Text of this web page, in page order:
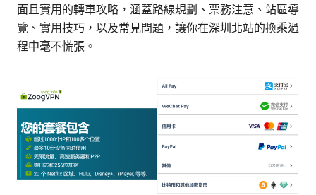
面且實用的轉車攻略，涵蓋路線規劃、票務注意、站區導
覽、實用技巧，以及常見問題，讓你在深圳北站的換乘過
程中毫不慌張。